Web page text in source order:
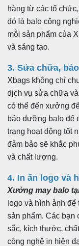
hàng từ các tổ
đó là balo công
mỗi sản phẩm của
và sáng tạo.
3. Sửa chữa,
Xbags không chỉ
dịch vụ sửa chữa
có thể đến xưởng
bảo dưỡng balo để
trạng hoạt động tốt
đảm bảo sẽ khắc
và chất lượng.
4. In ấn logo và
Xưởng may balo
logo và hình ảnh
sản phẩm. Các bạn
sắc, kích thước,
công nghệ in hiện